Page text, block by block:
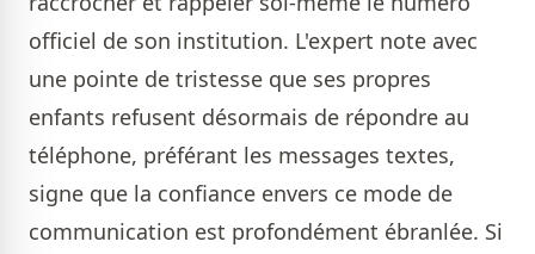
officiel de son institution. L'expert note avec
une pointe de tristesse que ses propres
enfants refusent désormais de répondre au
téléphone, préférant les messages textes,
signe que la confiance envers ce mode de
communication est profondément ébranlée. Si